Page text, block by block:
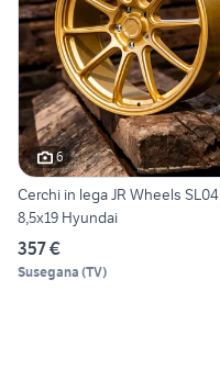
6
Cerchi in lega JR Wheels SL04
8,5x19 Hyundai
357 €
Susegana (TV)